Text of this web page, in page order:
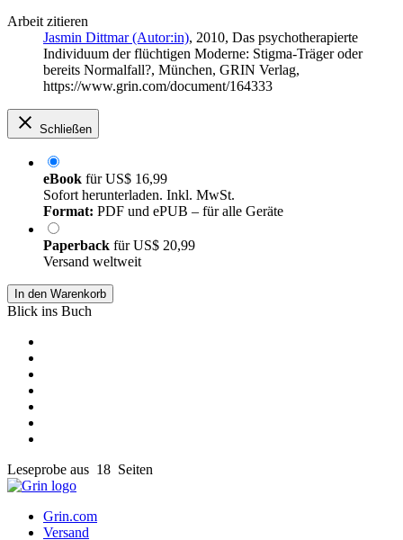
Arbeit zitieren
Jasmin Dittmar (Autor:in), 2010, Das psychotherapierte
Individuum der flüchtigen Moderne: Stigma-Träger oder
bereits Normalfall?, München, GRIN Verlag,
https://www.grin.com/document/164333
Schließen
eBook fürUS$ 16,99
Sofort herunterladen. Inkl. MwSt.
Format: PDF und ePUB – für alle Geräte
Paperback fürUS$ 20,99
Versand weltweit
In den Warenkorb
Blick ins Buch
Leseprobe aus 18 Seiten
Grin.com
Versand